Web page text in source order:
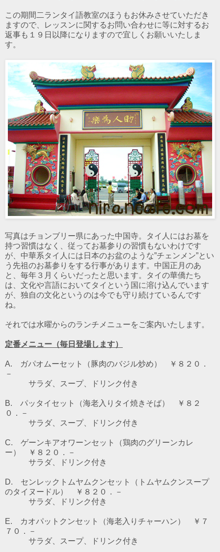
この期間二ランタイ語教室のほうもお休みさせていただき
ますので、レッスンに関するお問い合わせに等に対するお
返事も１９日以降になりますので宜しくお願いいたしま
す。
写真はチョンブリー県にあった中国寺。タイ人にはお墓を
持つ習慣はなく、従ってお墓参りの習慣もないわけです
が、中華系タイ人には日本のお盆のような”チェンメン”とい
う先祖のお墓参りをする行事があります。中国正月のあ
と、毎年３月くらいだったと思います。タイの華僑たち
は、文化や言語においてタイという国に溶け込んでいます
が、独自の文化というのは今でも守り続けているんです
ね。
それでは水曜からのランチメニューをご案内いたします。
定番メニュー（毎日登場します）
A. ガパオムーセット（豚肉のバジル炒め） ￥８２０．
－
サラダ、スープ、ドリンク付き
B. パッタイセット（海老入りタイ焼きそば） ￥８２
０．－
サラダ、スープ、ドリンク付き
C. ゲーンキアオワーンセット（鶏肉のグリーンカレ
ー） ￥８２０．－
サラダ、ドリンク付き
D. センレックトムヤムクンセット（トムヤムクンスープ
のタイヌードル） ￥８２０．－
サラダ、ドリンク付き
E. カオパットクンセット（海老入りチャーハン） ￥７
７０．－
サラダ、スープ、ドリンク付き